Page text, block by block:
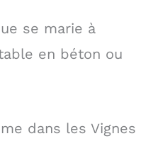
se marie à
en béton ou
dans les Vignes